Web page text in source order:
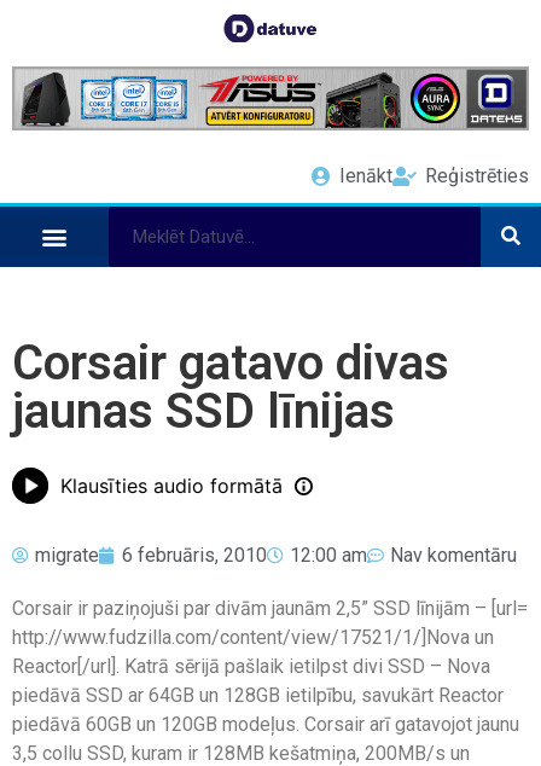
Ienākt Reģistrēties
Corsair gatavo divas
jaunas SSD līnijas
Klausīties audio formātā
migrate 6 februāris, 2010 12:00 am Nav komentāru
Corsair ir paziņojuši par divām jaunām 2,5” SSD līnijām – [url=
http://www.fudzilla.com/content/view/17521/1/]Nova un
Reactor[/url]. Katrā sērijā pašlaik ietilpst divi SSD – Nova
piedāvā SSD ar 64GB un 128GB ietilpību, savukārt Reactor
piedāvā 60GB un 120GB modeļus. Corsair arī gatavojot jaunu
3,5 collu SSD, kuram ir 128MB kešatmiņa, 200MB/s un